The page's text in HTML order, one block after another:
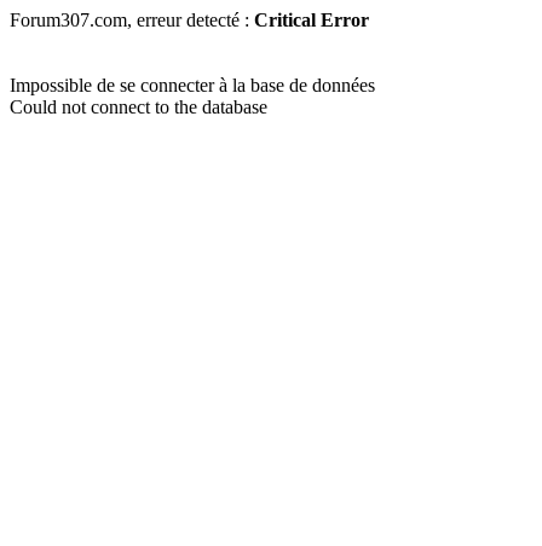
Forum307.com, erreur detecté : Critical Error
Impossible de se connecter à la base de données
Could not connect to the database